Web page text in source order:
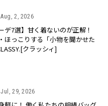
Aug, 2, 2026
デ7選】甘く着ないのが正解！
ほっこりする「小物を聞かせた
クラッシィ]
Jul, 29, 2026